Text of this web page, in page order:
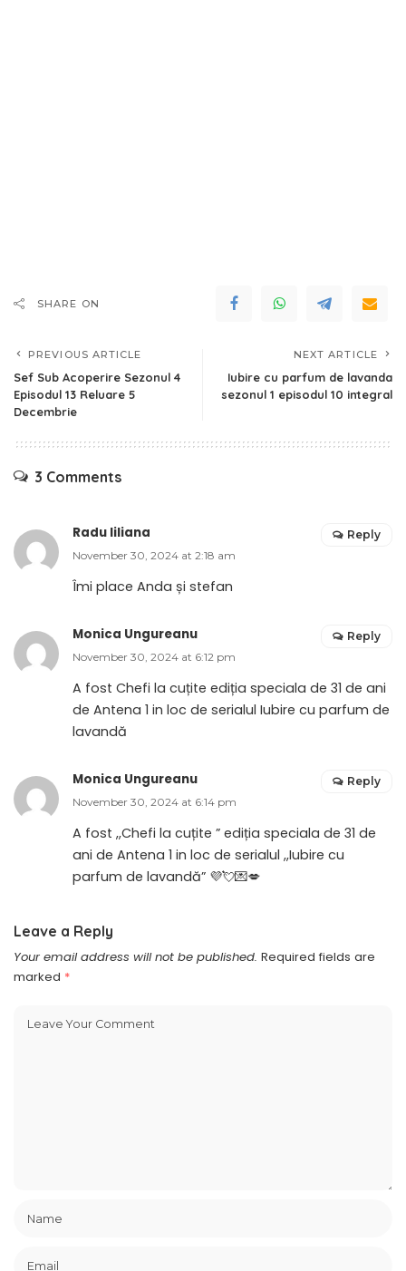
SHARE ON
PREVIOUS ARTICLE
Sef Sub Acoperire Sezonul 4
Episodul 13 Reluare 5
Decembrie
NEXT ARTICLE
Iubire cu parfum de lavanda
sezonul 1 episodul 10 integral
3 Comments
Radu liliana
November 30, 2024 at 2:18 am
Îmi place Anda și stefan
Reply
Monica Ungureanu
November 30, 2024 at 6:12 pm
A fost Chefi la cuțite ediția speciala de 31 de ani
de Antena 1 in loc de serialul Iubire cu parfum de
lavandă
Reply
Monica Ungureanu
November 30, 2024 at 6:14 pm
A fost ,,Chefi la cuțite ” ediția speciala de 31 de
ani de Antena 1 in loc de serialul ,,Iubire cu
parfum de lavandă” 💜💘💌💋
Reply
Leave a Reply
Your email address will not be published. Required fields are
marked *